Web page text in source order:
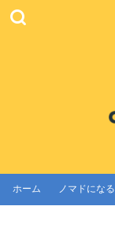
ホーム ノマドになる